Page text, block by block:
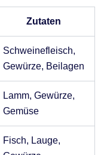
Zutaten
Schweinefleisch,
Gewürze, Beilagen
Lamm, Gewürze,
Gemüse
Fisch, Lauge,